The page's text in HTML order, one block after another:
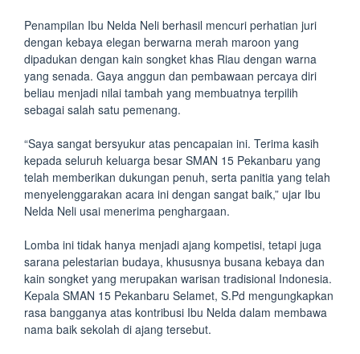
Penampilan Ibu Nelda Neli berhasil mencuri perhatian juri
dengan kebaya elegan berwarna merah maroon yang
dipadukan dengan kain songket khas Riau dengan warna
yang senada. Gaya anggun dan pembawaan percaya diri
beliau menjadi nilai tambah yang membuatnya terpilih
sebagai salah satu pemenang.
“Saya sangat bersyukur atas pencapaian ini. Terima kasih
kepada seluruh keluarga besar SMAN 15 Pekanbaru yang
telah memberikan dukungan penuh, serta panitia yang telah
menyelenggarakan acara ini dengan sangat baik,” ujar Ibu
Nelda Neli usai menerima penghargaan.
Lomba ini tidak hanya menjadi ajang kompetisi, tetapi juga
sarana pelestarian budaya, khususnya busana kebaya dan
kain songket yang merupakan warisan tradisional Indonesia.
Kepala SMAN 15 Pekanbaru Selamet, S.Pd mengungkapkan
rasa bangganya atas kontribusi Ibu Nelda dalam membawa
nama baik sekolah di ajang tersebut.